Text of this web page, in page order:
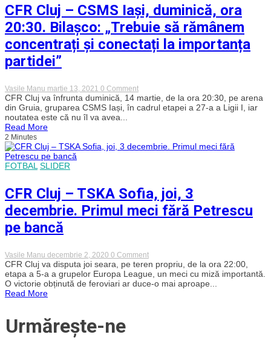
până
în
CFR Cluj – CSMS Iași, duminică, ora
20:30. Bilașco: „Trebuie să rămânem
concentrați și conectați la importanța
partidei”
Vasile Manu martie 13, 2021 0 Commenton
CFR
Cluj
–
ora
rămânem
concentrați
și
conectați
CFR Cluj va înfrunta duminică, 14 martie, de la ora 20:30, pe arena
din Gruia, gruparea CSMS Iași, în cadrul etapei a 27-a a Ligii I, iar
noutatea este că nu îl va avea...
Read More
2 Minutes
FOTBAL SLIDER
CFR Cluj – TSKA Sofia, joi, 3
decembrie. Primul meci fără Petrescu
pe bancă
Vasile Manu decembrie 2, 2020 0 Commenton
CFR
Cluj
–
TSKA
CFR Cluj va disputa joi seara, pe teren propriu, de la ora 22:00,
etapa a 5-a a grupelor Europa League, un meci cu miză importantă.
O victorie obținută de feroviari ar duce-o mai aproape...
Read More
Urmărește-ne